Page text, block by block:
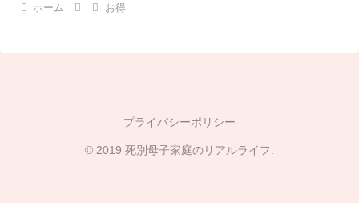
ホーム お得
プライバシーポリシー
© 2019 死別母子家庭のリアルライフ.